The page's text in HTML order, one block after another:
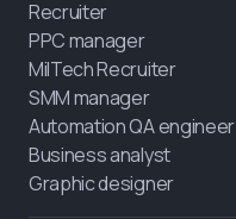
Recruiter
PPC manager
MilTech Recruiter
SMM manager
Automation QA engineer
Business analyst
Graphic designer